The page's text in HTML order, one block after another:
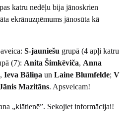
katru nedēļu bija jānoskrien
ekrānuzņēmums jānosūta kā
S-jauniešu grupā (4 apļi katru
(7): Anita Šimkēviča, Anna
,Ieva Bāliņa unLaine Blumfelde;V
Mazitāns. Apsveicam!
„klātienē”. Sekojiet informācijai!